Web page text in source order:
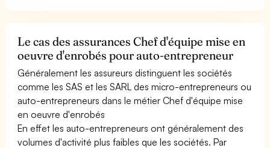
Le cas des assurances Chef d'équipe mise en
oeuvre d'enrobés pour auto-entrepreneur
Généralement les assureurs distinguent les sociétés
comme les SAS et les SARL des micro-entrepreneurs ou
auto-entrepreneurs dans le métier Chef d'équipe mise
en oeuvre d'enrobés
En effet les auto-entrepreneurs ont généralement des
volumes d'activité plus faibles que les sociétés. Par